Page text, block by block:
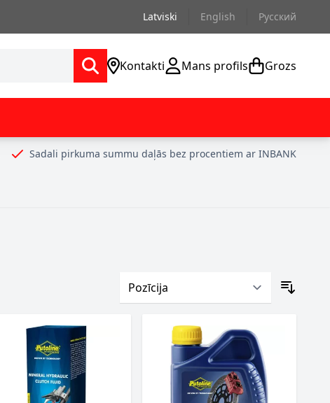
Latviski English Русский
Kontakti Mans profils Grozs
Sadali pirkuma summu daļās bez procentiem ar INBANK